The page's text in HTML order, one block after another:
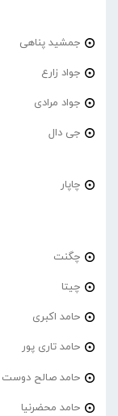
جمشید پناهی
جواد زارع
جواد مرادی
جی دال
چاپار
چگنت
چیتا
حامد اکبری
حامد تاری پور
حامد صالح دوست
حامد محضرنیا